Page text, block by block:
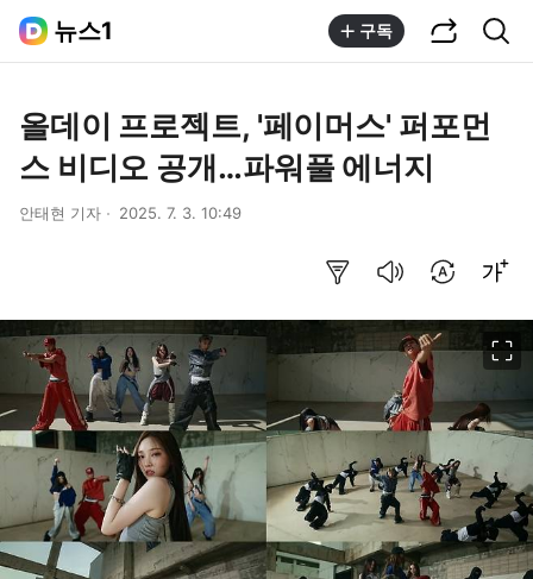
뉴스1 구독
올데이 프로젝트, '페이머스' 퍼포먼
스 비디오 공개…파워풀 에너지
안태현 기자 2025. 7. 3. 10:49